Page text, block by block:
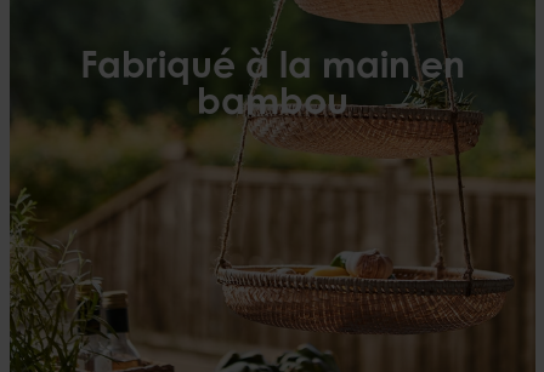
Fabriqué à la main en
bambou